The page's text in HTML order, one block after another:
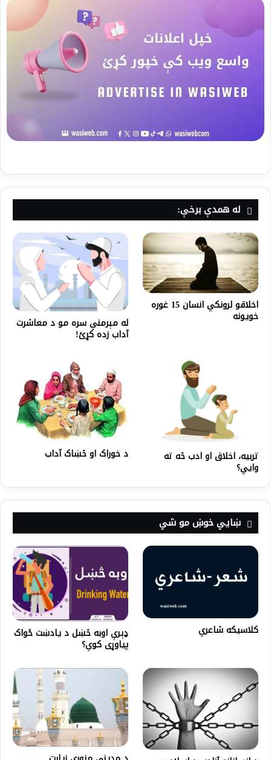
له همدې برخې:
اخلاقو لرونکي انسان 15 غوره
خویونه له مېرمنې سره مو د معاشرت
آداب زده کړئ!
تربیه، اخلاق او ادب څه ته
وایي؟
د خوراک او څښاک آداب
ښايي خوښ مو شي
کلاسيکه شاعري ډېرې اوبه څښل د يادښت ځواک
پياوړی کوي؟